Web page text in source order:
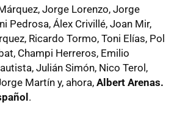
Jorge Lorenzo, Jorge
Pedrosa, Álex Crivillé, Joan Mir,
Ricardo Tormo, Toni Elías, Pol
Champi Herreros, Emilio
Julián Simón, Nico Terol,
Martín y, ahora, Albert Arenas.
.